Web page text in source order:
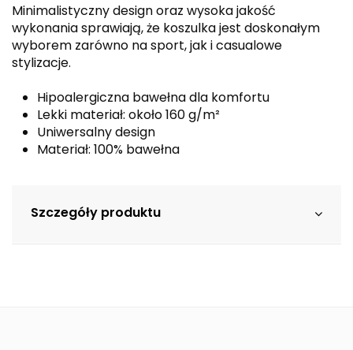
Minimalistyczny design oraz wysoka jakość
wykonania sprawiają, że koszulka jest doskonałym
wyborem zarówno na sport, jak i casualowe
stylizacje.
Hipoalergiczna bawełna dla komfortu
Lekki materiał: około 160 g/m²
Uniwersalny design
Materiał: 100% bawełna
Szczegóły produktu